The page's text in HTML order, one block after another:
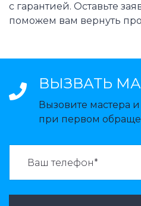
с гарантией. Оставьте
поможем вам вернуть
ВЫЗВАТЬ
Вызовите мастера
при первом